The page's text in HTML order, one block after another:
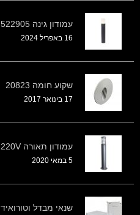
עמודון גינה 522905
16 באפריל 2024
שקוע חומה 20823
17 בינואר 2017
עמודון תאורה PT326 – 220V
5 במאי 2020
שנאי מבדל וטורואיד